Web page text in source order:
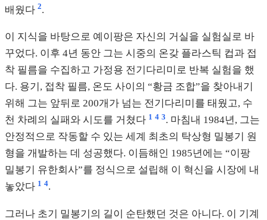
배웠다 2.
이 지식을 바탕으로 예이팡은 자신의 거실을 실험실로 바
꾸었다. 이후 4년 동안 그는 시중의 온갖 플라스틱 컵과 접
착 필름을 수집하고 가정용 전기다리미로 반복 실험을 했
다. 용기, 접착 필름, 온도 사이의 “황금 조합”을 찾아내기
위해 그는 앞뒤로 200개가 넘는 전기다리미를 태웠고, 수
천 차례의 실패와 시도를 거쳤다 1 4 3. 마침내 1984년, 그는
안정적으로 작동할 수 있는 세계 최초의 탁상형 밀봉기 원
형을 개발하는 데 성공했다. 이듬해인 1985년에는 “이팡
밀봉기 유한회사”를 정식으로 설립해 이 혁신을 시장에 내
놓았다 1 4.
그러나 초기 밀봉기의 길이 순탄했던 것은 아니다. 이 기계